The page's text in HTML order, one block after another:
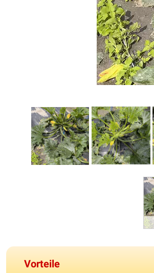
Vorteile